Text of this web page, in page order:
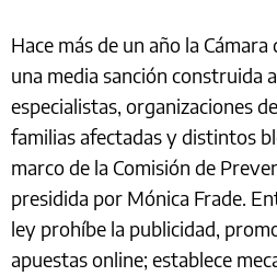
Hace más de un año la
una media sanción construida
especialistas, organizaciones
familias afectadas y distintos
marco de la Comisión de
presidida por Mónica Frade.
ley prohíbe la publicidad,
apuestas online; establece